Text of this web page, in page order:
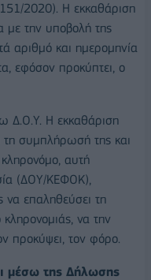
2020). Η εκκαθάριση
με την υποβολή της
αριθμό και ημερομηνία
εφόσον προκύπτει, ο
Δ.Ο.Υ. Η εκκαθάριση
τη συμπλήρωσή της και
αυτή
(ΔΟΥ/ΚΕΦΟΚ),
να επαληθεύσει τη
να την
προκύψει, τον φόρο.
μέσω της Δήλωσης